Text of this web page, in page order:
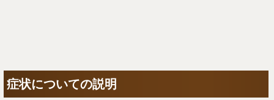
症状についての説明